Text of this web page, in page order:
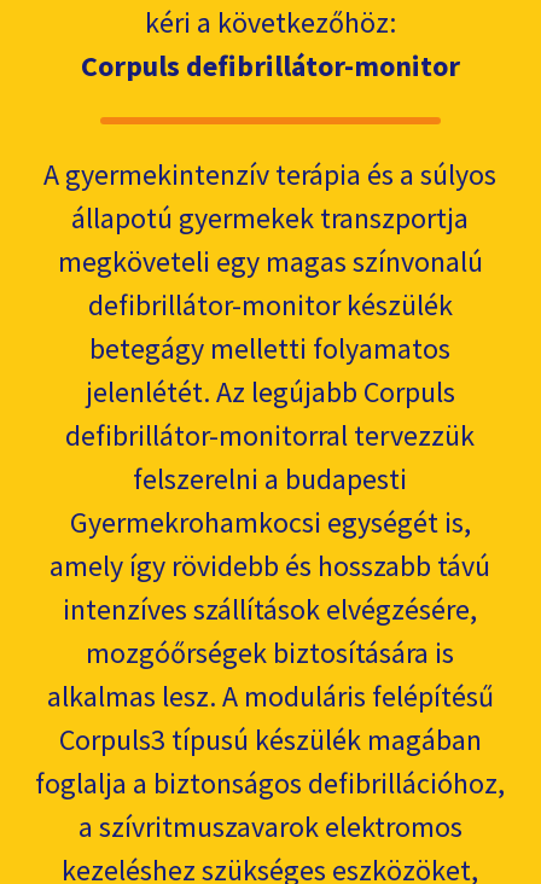
kéri a következőhöz:
Corpuls defibrillátor-monitor
A gyermekintenzív terápia és a súlyos
állapotú gyermekek transzportja
megköveteli egy magas színvonalú
defibrillátor-monitor készülék
betegágy melletti folyamatos
jelenlétét. Az legújabb Corpuls
defibrillátor-monitorral tervezzük
felszerelni a budapesti
Gyermekrohamkocsi egységét is,
amely így rövidebb és hosszabb távú
intenzíves szállítások elvégzésére,
mozgóőrségek biztosítására is
alkalmas lesz. A moduláris felépítésű
Corpuls3 típusú készülék magában
foglalja a biztonságos defibrillációhoz,
a szívritmuszavarok elektromos
kezeléshez szükséges eszközöket,